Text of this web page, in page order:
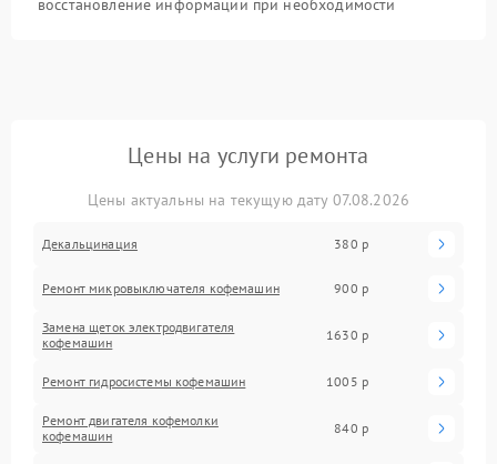
восстановление информации при необходимости
Цены на услуги ремонта
Цены актуальны на текущую дату 07.08.2026
Декальцинация 380 р
Ремонт микровыключателя кофемашин 900 р
Замена щеток электродвигателя
кофемашин
1630 р
Ремонт гидросистемы кофемашин 1005 р
Ремонт двигателя кофемолки
кофемашин
840 р